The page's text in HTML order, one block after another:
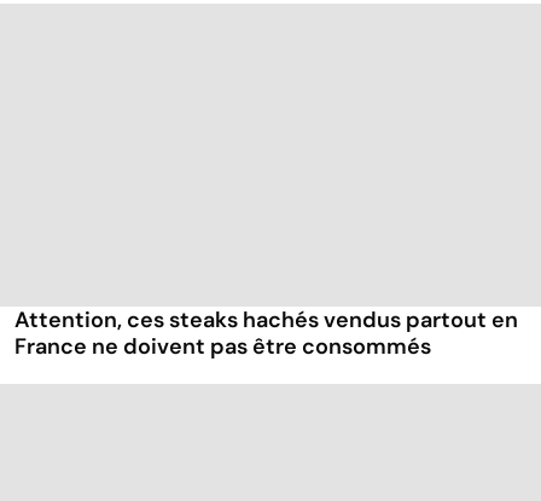
Attention, ces steaks hachés vendus partout en
France ne doivent pas être consommés